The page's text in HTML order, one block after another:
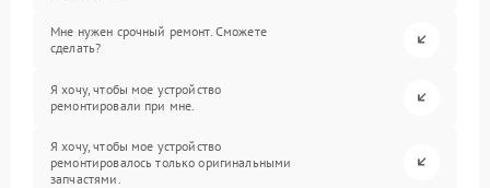
Мне нужен срочный ремонт. Сможете
сделать?
Я хочу, чтобы мое устройство
ремонтировали при мне.
Я хочу, чтобы мое устройство
ремонтировалось только оригинальными
запчастями.